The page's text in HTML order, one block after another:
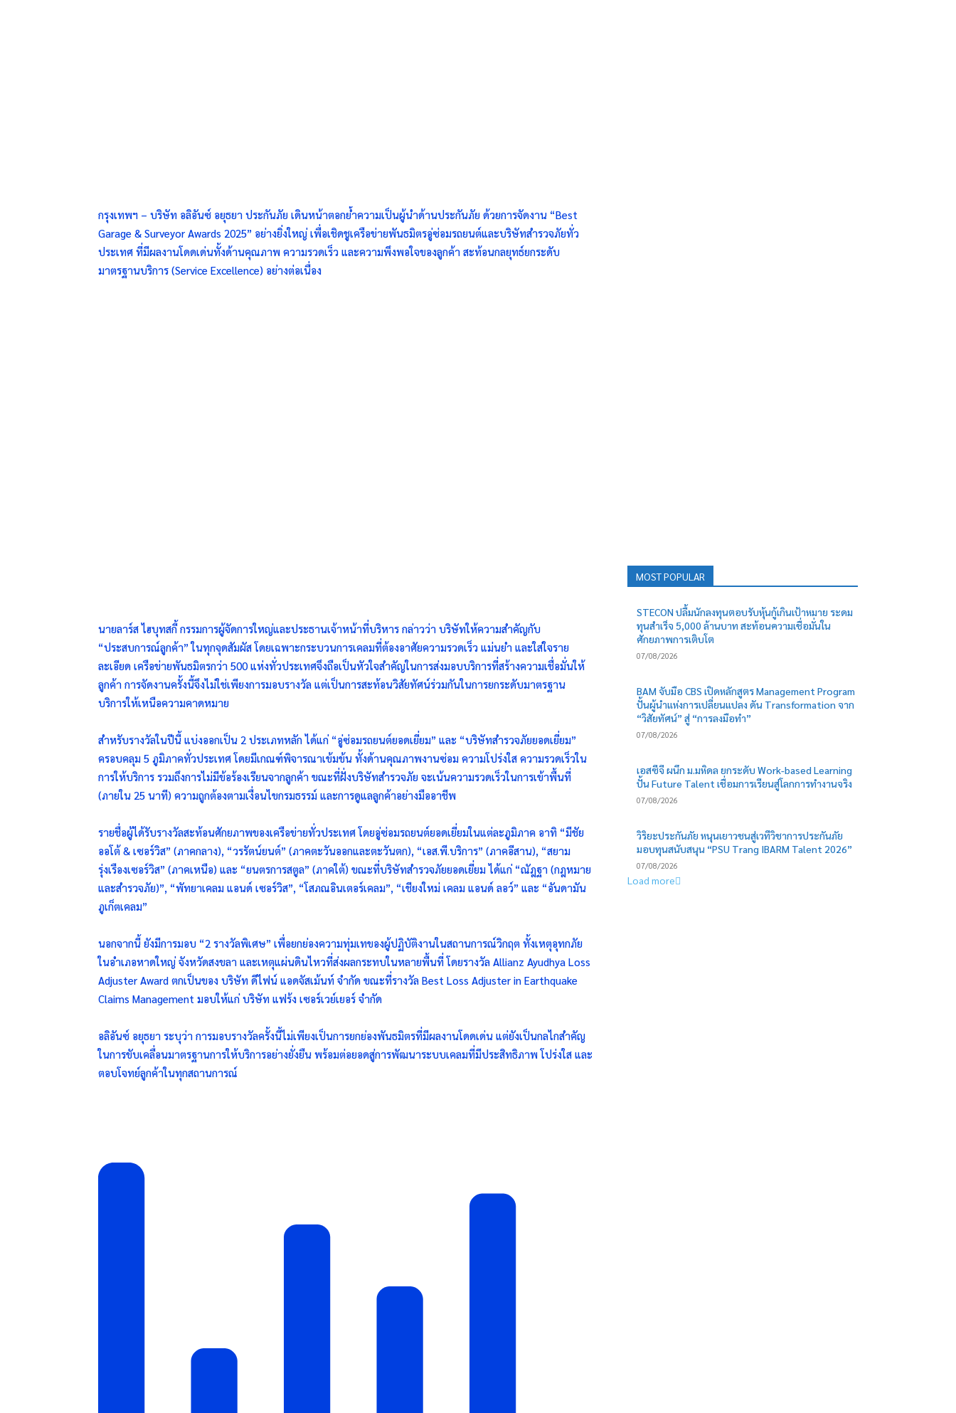
กรุงเทพฯ – บริษัท อลิอันซ์ อยุธยา ประกันภัย เดินหน้าตอกย้ำความเป็นผู้นำด้านประกันภัย ด้วยการจัดงาน “Best
Garage & Surveyor Awards 2025” อย่างยิ่งใหญ่ เพื่อเชิดชูเครือข่ายพันธมิตรอู่ซ่อมรถยนต์และบริษัทสำรวจภัยทั่ว
ประเทศ ที่มีผลงานโดดเด่นทั้งด้านคุณภาพ ความรวดเร็ว และความพึงพอใจของลูกค้า สะท้อนกลยุทธ์ยกระดับ
มาตรฐานบริการ (Service Excellence) อย่างต่อเนื่อง
นายลาร์ส ไฮบุทสกี้ กรรมการผู้จัดการใหญ่และประธานเจ้าหน้าที่บริหาร กล่าวว่า บริษัทให้ความสำคัญกับ
“ประสบการณ์ลูกค้า” ในทุกจุดสัมผัส โดยเฉพาะกระบวนการเคลมที่ต้องอาศัยความรวดเร็ว แม่นยำ และใส่ใจราย
ละเอียด เครือข่ายพันธมิตรกว่า 500 แห่งทั่วประเทศจึงถือเป็นหัวใจสำคัญในการส่งมอบบริการที่สร้างความเชื่อมั่นให้
ลูกค้า การจัดงานครั้งนี้จึงไม่ใช่เพียงการมอบรางวัล แต่เป็นการสะท้อนวิสัยทัศน์ร่วมกันในการยกระดับมาตรฐาน
บริการให้เหนือความคาดหมาย
สำหรับรางวัลในปีนี้ แบ่งออกเป็น 2 ประเภทหลัก ได้แก่ “อู่ซ่อมรถยนต์ยอดเยี่ยม” และ “บริษัทสำรวจภัยยอดเยี่ยม”
ครอบคลุม 5 ภูมิภาคทั่วประเทศ โดยมีเกณฑ์พิจารณาเข้มข้น ทั้งด้านคุณภาพงานซ่อม ความโปร่งใส ความรวดเร็วใน
การให้บริการ รวมถึงการไม่มีข้อร้องเรียนจากลูกค้า ขณะที่ฝั่งบริษัทสำรวจภัย จะเน้นความรวดเร็วในการเข้าพื้นที่
(ภายใน 25 นาที) ความถูกต้องตามเงื่อนไขกรมธรรม์ และการดูแลลูกค้าอย่างมืออาชีพ
รายชื่อผู้ได้รับรางวัลสะท้อนศักยภาพของเครือข่ายทั่วประเทศ โดยอู่ซ่อมรถยนต์ยอดเยี่ยมในแต่ละภูมิภาค อาทิ “มีชัย
ออโต้ & เซอร์วิส” (ภาคกลาง), “วรรัตน์ยนต์” (ภาคตะวันออกและตะวันตก), “เอส.พี.บริการ” (ภาคอีสาน), “สยาม
รุ่งเรืองเซอร์วิส” (ภาคเหนือ) และ “ยนตรการสตูล” (ภาคใต้) ขณะที่บริษัทสำรวจภัยยอดเยี่ยม ได้แก่ “ณัฎฐา (กฎหมาย
และสำรวจภัย)”, “พัทยาเคลม แอนด์ เซอร์วิส”, “โสภณอินเตอร์เคลม”, “เชียงใหม่ เคลม แอนด์ ลอว์” และ “อันดามัน
ภูเก็ตเคลม”
นอกจากนี้ ยังมีการมอบ “2 รางวัลพิเศษ” เพื่อยกย่องความทุ่มเทของผู้ปฏิบัติงานในสถานการณ์วิกฤต ทั้งเหตุอุทกภัย
ในอำเภอหาดใหญ่ จังหวัดสงขลา และเหตุแผ่นดินไหวที่ส่งผลกระทบในหลายพื้นที่ โดยรางวัล Allianz Ayudhya Loss
Adjuster Award ตกเป็นของ บริษัท ดีไฟน์ แอดจัสเม้นท์ จำกัด ขณะที่รางวัล Best Loss Adjuster in Earthquake
Claims Management มอบให้แก่ บริษัท แฟร้ง เซอร์เวย์เยอร์ จำกัด
อลิอันซ์ อยุธยา ระบุว่า การมอบรางวัลครั้งนี้ไม่เพียงเป็นการยกย่องพันธมิตรที่มีผลงานโดดเด่น แต่ยังเป็นกลไกสำคัญ
ในการขับเคลื่อนมาตรฐานการให้บริการอย่างยั่งยืน พร้อมต่อยอดสู่การพัฒนาระบบเคลมที่มีประสิทธิภาพ โปร่งใส และ
ตอบโจทย์ลูกค้าในทุกสถานการณ์
MOST POPULAR
STECON ปลื้มนักลงทุนตอบรับหุ้นกู้เกินเป้าหมาย ระดม
ทุนสำเร็จ 5,000 ล้านบาท สะท้อนความเชื่อมั่นใน
ศักยภาพการเติบโต
07/08/2026
BAM จับมือ CBS เปิดหลักสูตร Management Program
ปั้นผู้นำแห่งการเปลี่ยนแปลง ดัน Transformation จาก
“วิสัยทัศน์” สู่ “การลงมือทำ”
07/08/2026
เอสซีจี ผนึก ม.มหิดล ยกระดับ Work-based Learning
ปั้น Future Talent เชื่อมการเรียนสู่โลกการทำงานจริง
07/08/2026
วิริยะประกันภัย หนุนเยาวชนสู่เวทีวิชาการประกันภัย
มอบทุนสนับสนุน “PSU Trang IBARM Talent 2026”
07/08/2026
Load more